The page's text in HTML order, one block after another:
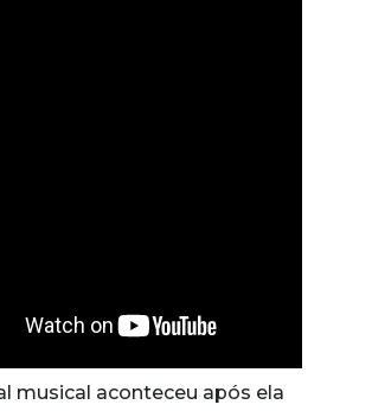
musical aconteceu após ela